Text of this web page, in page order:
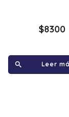
$8300
Leer